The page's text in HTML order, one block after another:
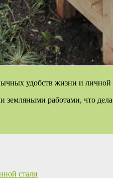
удобств жизни и
работами, что
стали